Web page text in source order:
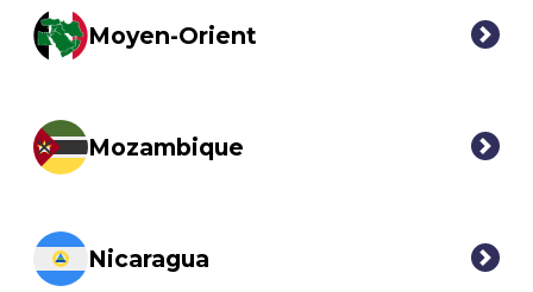
Moyen-Orient
Mozambique
Nicaragua